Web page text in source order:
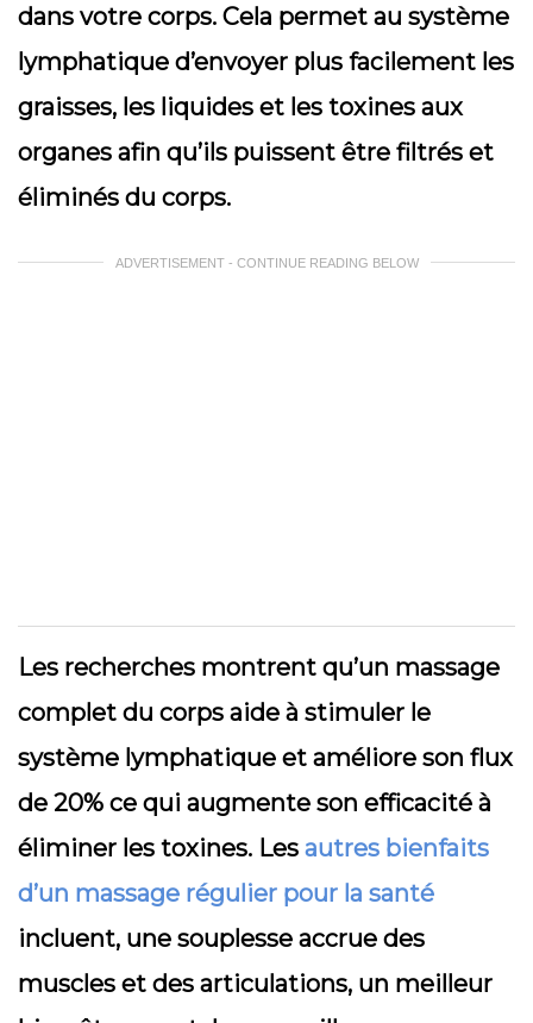
dans votre corps. Cela permet au système
lymphatique d’envoyer plus facilement les
graisses, les liquides et les toxines aux
organes afin qu’ils puissent être filtrés et
éliminés du corps.
ADVERTISEMENT - CONTINUE READING BELOW
Les recherches montrent qu’un massage
complet du corps aide à stimuler le
système lymphatique et améliore son flux
de 20% ce qui augmente son efficacité à
éliminer les toxines. Les autres bienfaits
d’un massage régulier pour la santé
incluent, une souplesse accrue des
muscles et des articulations, un meilleur